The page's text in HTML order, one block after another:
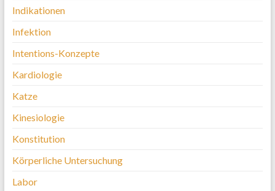
Indikationen
Infektion
Intentions-Konzepte
Kardiologie
Katze
Kinesiologie
Konstitution
Körperliche Untersuchung
Labor